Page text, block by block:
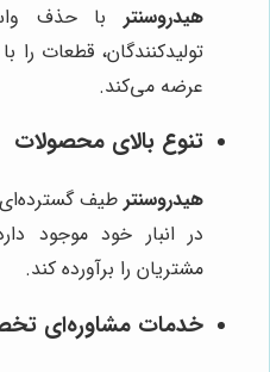
هیدروسنتر با حذف
تولیدکنندگان، قطعات
عرضه می‌کند.
تنوع بالای محصولات
هیدروسنتر طیف
در انبار خود موجود
مشتریان را برآورده کند.
خدمات مشاوره‌ای